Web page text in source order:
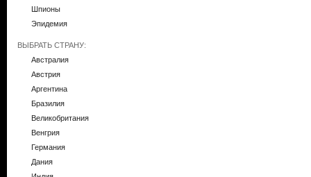
Шпионы
Эпидемия
ВЫБРАТЬ СТРАНУ:
Австралия
Австрия
Аргентина
Бразилия
Великобритания
Венгрия
Германия
Дания